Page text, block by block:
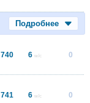
Подробнее
740 6 м/с 0
741 6 м/с 0